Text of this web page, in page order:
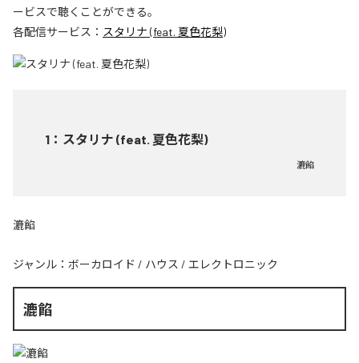
ービスで聴くことができる。
各配信サービス： スタリナ (feat. 夏色花梨)
1 ： スタリナ (feat. 夏色花梨)
漉餡
漉餡
ジャンル： ボーカロイド / ハウス / エレクトロニック
漉餡